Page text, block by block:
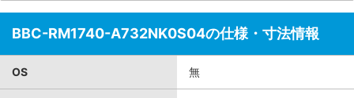
BBC-RM1740-A732NK0S04の仕様・寸法情報
OS 無